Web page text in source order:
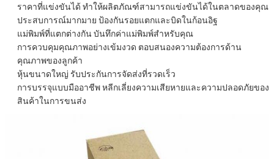
ราคาที่แข่งขันได้ ทำให้ผลิตภัณฑ์สามารถแข่งขันได้ในตลาดของคุณ
ประสบการณ์มากมาย ป้องกันรอยแตกและบิดในก้อนอิฐ
แม่พิมพ์ที่แตกต่างกันบันทึกค่าแม่พิมพ์สำหรับคุณ
การควบคุมคุณภาพอย่างเข้มงวด ตอบสนองความต้องการด้าน
คุณภาพของลูกค้า
หุ้นขนาดใหญ่ รับประกันการจัดส่งที่รวดเร็ว
การบรรจุแบบมืออาชีพหลีกเลี่ยงความเสียหายและความปลอดภัยของ
สินค้าในการขนส่ง